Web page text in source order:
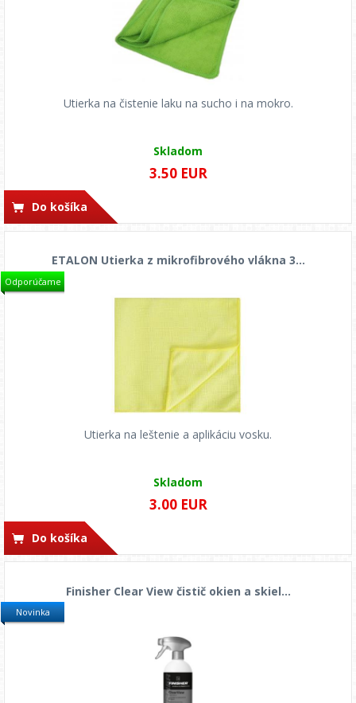
Utierka na čistenie laku na sucho i na mokro.
Skladom
3.50 EUR
Do košíka
Odporúčame
ETALON Utierka z mikrofibrového vlákna 3...
Utierka na leštenie a aplikáciu vosku.
Skladom
3.00 EUR
Do košíka
Novinka
Finisher Clear View čistič okien a skiel...